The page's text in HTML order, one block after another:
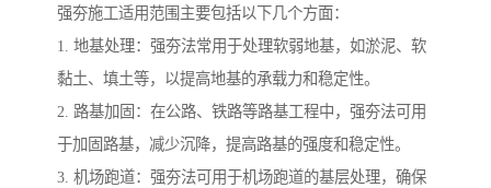
强夯施工适用范围主要包括以下几个方面：
1. 地基处理：强夯法常用于处理软弱地基，如淤泥、软
黏土、填土等，以提高地基的承载力和稳定性。
2. 路基加固：在公路、铁路等路基工程中，强夯法可用
于加固路基，减少沉降，提高路基的强度和稳定性。
3. 机场跑道：强夯法可用于机场跑道的基层处理，确保